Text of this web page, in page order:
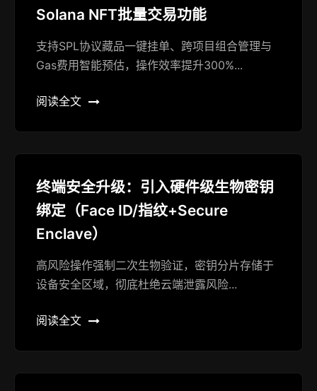
Solana NFT批量交易功能
支持SPL协议藏品一键挂单、跨项目组合管理与
Gas费用智能预估，操作效率提升300%...
阅读全文
终端安全升级：引入硬件级生物密钥
绑定（Face ID/指纹+Secure
Enclave）
高风险操作强制二次生物验证，密钥分片存储于
设备安全区域，彻底杜绝云端泄露风险...
阅读全文